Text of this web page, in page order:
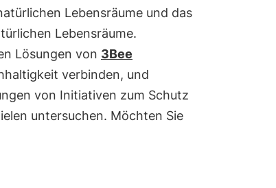
Lebensräume und das
Lebensräume.
Lösungen von 3Bee
verbinden, und
von Initiativen zum Schutz
untersuchen. Möchten Sie